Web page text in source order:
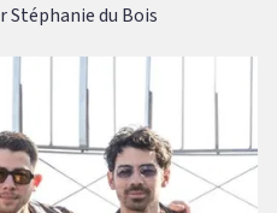
Stéphanie du Bois